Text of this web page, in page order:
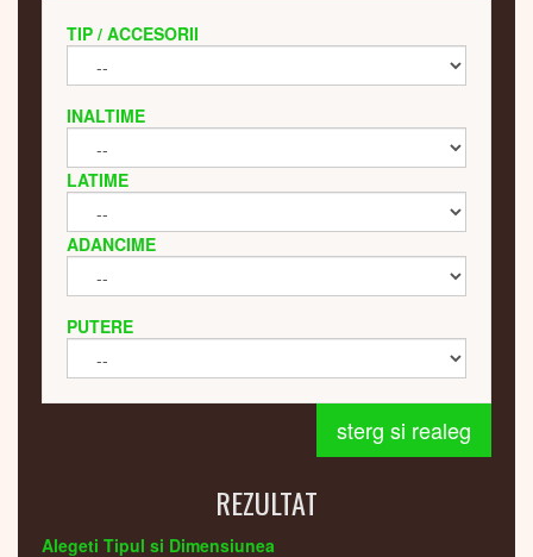
TIP / ACCESORII
INALTIME
LATIME
ADANCIME
PUTERE
sterg si realeg
REZULTAT
Alegeti Tipul si Dimensiunea